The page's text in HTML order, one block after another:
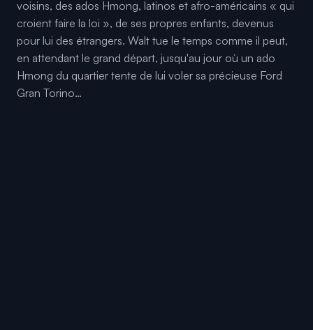
voisins, des ados Hmong, latinos et afro-américains « qui
croient faire la loi », de ses propres enfants, devenus
pour lui des étrangers. Walt tue le temps comme il peut,
en attendant le grand départ, jusqu'au jour où un ado
Hmong du quartier tente de lui voler sa précieuse Ford
Gran Torino…